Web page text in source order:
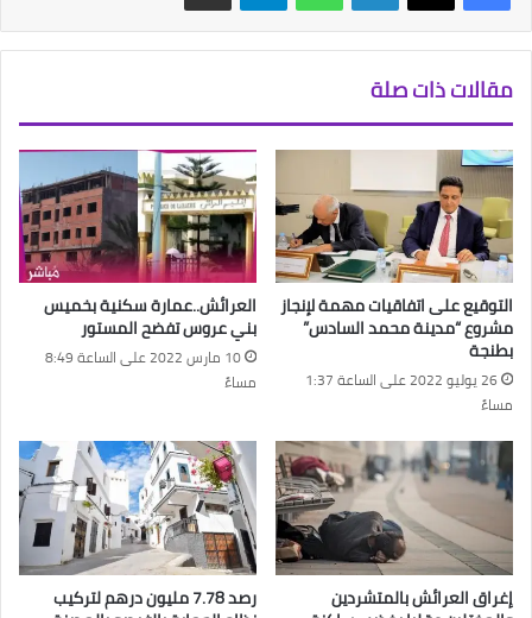
مقالات ذات صلة
التوقيع على اتفاقيات مهمة لإنجاز
مشروع “مدينة محمد السادس”
بطنجة
26 يوليو 2022 على الساعة 1:37
مساءً
العرائش..عمارة سكنية بخميس
بني عروس تفضح المستور
10 مارس 2022 على الساعة 8:49
مساءً
إغراق العرائش بالمتشردين رصد 7.78 مليون درهم لتركيب